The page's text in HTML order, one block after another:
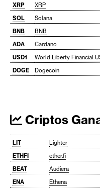
XRP
XRP
SOL
Solana
BNB
BNB
ADA
Cardano
USD1
World Liberty Financial
DOGE
Dogecoin
Criptos
LIT Lighter
ETHFI
ether.fi
BEAT
Audiera
ENA
Ethena